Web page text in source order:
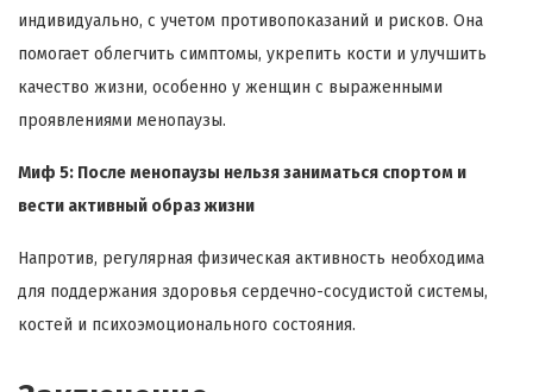
индивидуально, с учетом противопоказаний и рисков. Она
помогает облегчить симптомы, укрепить кости и улучшить
качество жизни, особенно у женщин с выраженными
проявлениями менопаузы.
Миф 5: После менопаузы нельзя заниматься спортом и
вести активный образ жизни
Напротив, регулярная физическая активность необходима
для поддержания здоровья сердечно-сосудистой системы,
костей и психоэмоционального состояния.